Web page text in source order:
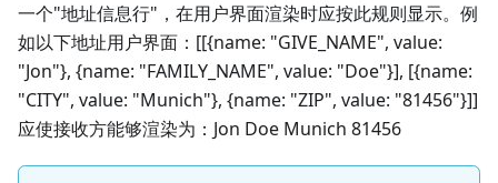
一个"地址信息行"，在用户界面渲染时应按此规则显示。例
如以下地址用户界面：[[{name: "GIVE_NAME", value:
"Jon"}, {name: "FAMILY_NAME", value: "Doe"}], [{name:
"CITY", value: "Munich"}, {name: "ZIP", value: "81456"}]]
应使接收方能够渲染为：Jon Doe Munich 81456